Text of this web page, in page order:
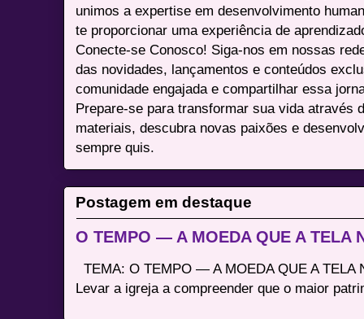
unimos a expertise em desenvolvimento
te proporcionar uma experiência de
Conecte-se Conosco! Siga-nos em nossas
das novidades, lançamentos e conteúdos
comunidade engajada e compartilhar essa
Prepare-se para transformar sua vida através
materiais, descubra novas paixões e
sempre quis.
Postagem em destaque
O TEMPO — A MOEDA QUE A TELA
TEMA: O TEMPO — A MOEDA QUE A TELA
Levar a igreja a compreender que o maior